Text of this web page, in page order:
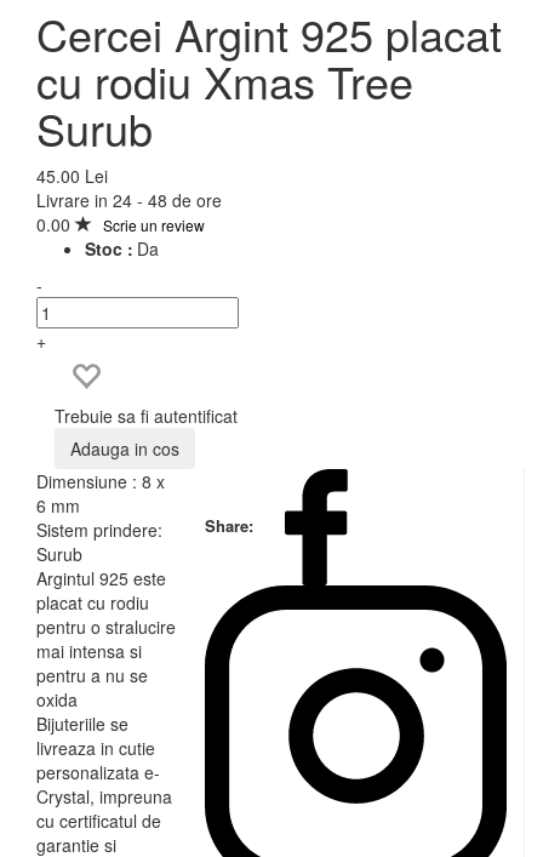
Cercei Argint 925 placat
cu rodiu Xmas Tree
Surub
45.00 Lei
Livrare in 24 - 48 de ore
0.00
Scrie un review
Stoc : Da
-
+
Trebuie sa fi autentificat
Adauga in cos
Share:
Dimensiune : 8 x
6 mm
Sistem prindere:
Surub
Argintul 925 este
placat cu rodiu
pentru o stralucire
mai intensa si
pentru a nu se
oxida
Bijuteriile se
livreaza in cutie
personalizata e-
Crystal, impreuna
cu certificatul de
garantie si